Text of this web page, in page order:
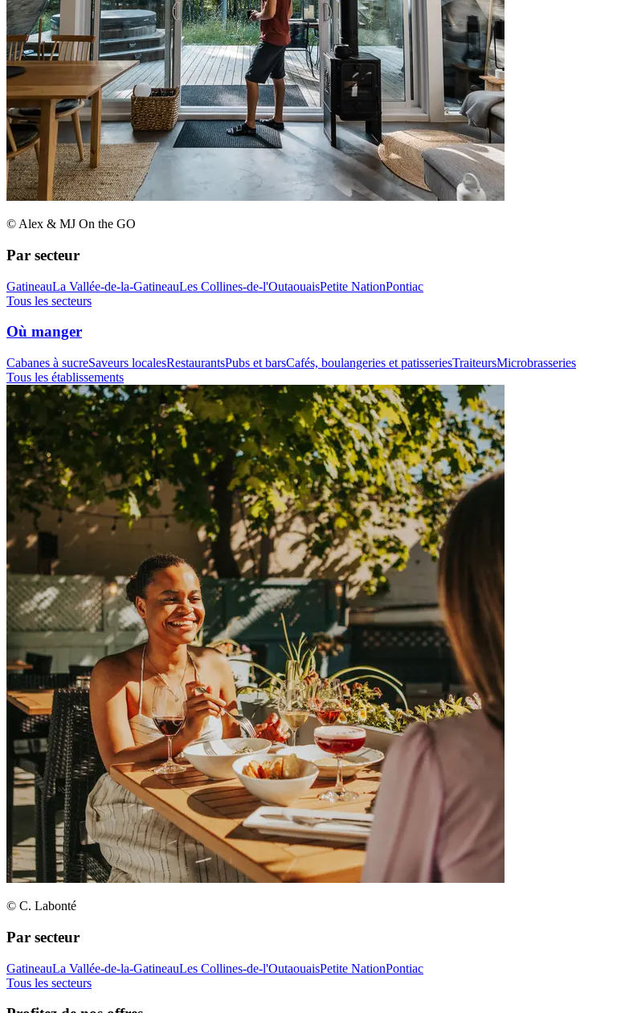
© Alex & MJ On the GO
Par secteur
GatineauLa Vallée-de-la-GatineauLes Collines-de-l'OutaouaisPetite NationPontiac
Tous les secteurs
Où manger
Cabanes à sucreSaveurs localesRestaurantsPubs et barsCafés, boulangeries et patisseriesTraiteursMicrobrasseries
Tous les établissements
© C. Labonté
Par secteur
GatineauLa Vallée-de-la-GatineauLes Collines-de-l'OutaouaisPetite NationPontiac
Tous les secteurs